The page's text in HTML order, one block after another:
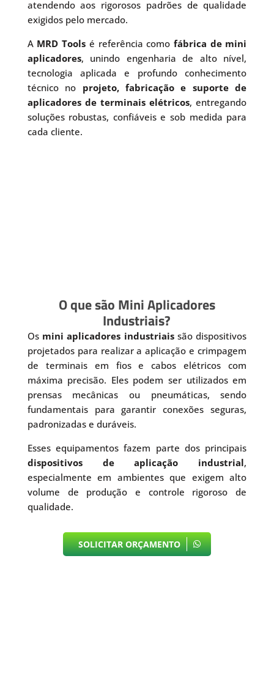
atendendo aos rigorosos padrões de qualidade
exigidos pelo mercado.
A MRD Tools é referência como fábrica de mini
aplicadores, unindo engenharia de alto nível,
tecnologia aplicada e profundo conhecimento
técnico no projeto, fabricação e suporte de
aplicadores de terminais elétricos, entregando
soluções robustas, confiáveis e sob medida para
cada cliente.
O que são Mini Aplicadores
Industriais?
Os mini aplicadores industriaissão dispositivos
projetados para realizar a aplicação e crimpagem
de terminais em fios e cabos elétricos com
máxima precisão. Eles podem ser utilizados em
prensas mecânicas ou pneumáticas, sendo
fundamentais para garantir conexões seguras,
padronizadas e duráveis.
Esses equipamentos fazem parte dos principais
dispositivos de aplicação industrial,
especialmente em ambientes que exigem alto
volume de produção e controle rigoroso de
qualidade.
SOLICITAR ORÇAMENTO